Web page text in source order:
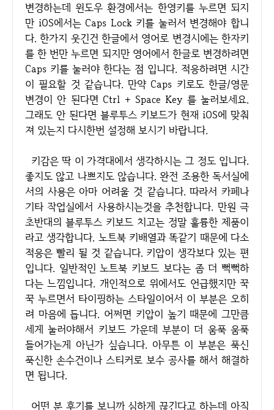
변경하는데 윈도우 환경에서는 한영키를 누르면 되지
만 iOS에서는 Caps Lock 키를 눌러서 변경해야 합니
다. 한가지 웃긴건 한글에서 영어로 변경시에는 한자키
를 한 번만 누르면 되지만 영어에서 한글로 변경하려면
Caps 키를 눌러야 한다는 점 입니다. 적응하려면 시간
이 필요할 것 같습니다. 만약 Caps 키로도 한글/영문
변경이 안 된다면 Ctrl + Space Key 를 눌러보세요.
그래도 안 된다면 블루투스 키보드가 현재 iOS에 맞춰
져 있는지 다시한번 설정해 보시기 바랍니다.
키감은 딱 이 가격대에서 생각하시는 그 정도 입니다.
좋지도 않고 나쁘지도 않습니다. 완전 조용한 독서실에
서의 사용은 아마 어려울 것 같습니다. 따라서 카페나
기타 작업실에서 사용하시는것을 추천합니다. 만원 극
초반대의 블루투스 키보드 치고는 정말 훌륭한 제품이
라고 생각합니다. 노트북 키배열과 똑같기 때문에 다소
적응은 빨리 될 것 같습니다. 키압이 생각보다 있는 편
입니다. 일반적인 노트북 키보드 보다는 좀 더 뻑뻑하
다는 느낌입니다. 개인적으로 위에서도 언급했지만 꾹
꾹 누르면서 타이핑하는 스타일이어서 이 부분은 오히
려 마음에 듭니다. 어쩌면 키압이 높기 때문에 그만큼
세게 눌러야해서 키보드 가운데 부분이 더 움푹 움푹
들어가는게 아닌가 싶습니다. 아무튼 이 부분은 푹신
푹신한 손수건이나 스티커로 보수 공사를 해서 해결하
면 됩니다.
어떤 분 후기를 보니까 심하게 끊긴다고 하는데 아직